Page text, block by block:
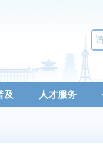
及 人才服务